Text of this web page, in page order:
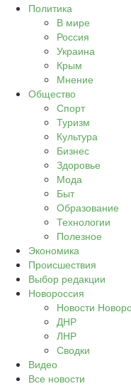
Политика
В мире
Россия
Украина
Крым
Мнение
Общество
Спорт
Туризм
Культура
Бизнес
Здоровье
Мода
Быт
Образование
Технологии
Полезное
Экономика
Происшествия
Выбор редакции
Новороссия
Новости
ДНР
ЛНР
Сводки
Видео
Все новости